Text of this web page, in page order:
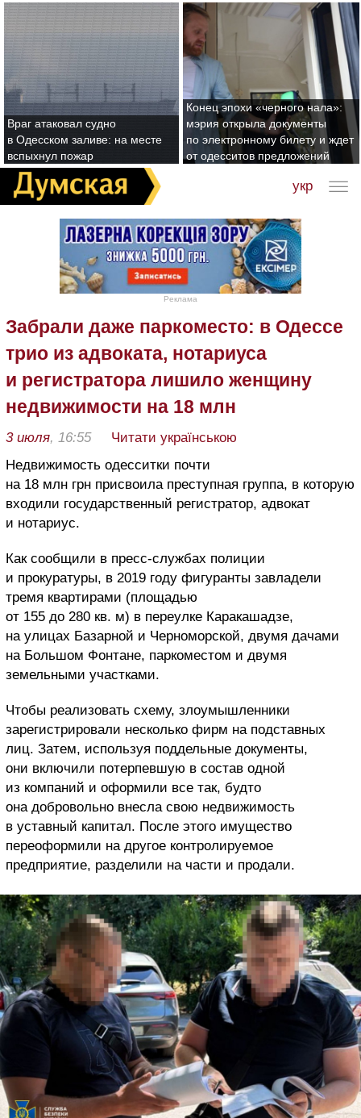
Враг атаковал судно
в Одесском заливе: на месте
вспыхнул пожар
Конец эпохи «черного нала»:
мэрия открыла документы
по электронному билету и ждет
от одесситов предложений
укр
Реклама
Забрали даже паркоместо: в Одессе
трио из адвоката, нотариуса
и регистратора лишило женщину
недвижимости на 18 млн
3 июля, 16:55
Читати українською
Недвижимость одесситки почти
на 18 млн грн присвоила преступная группа, в которую
входили государственный регистратор, адвокат
и нотариус.
Как сообщили в пресс-службах полиции
и прокуратуры, в 2019 году фигуранты завладели
тремя квартирами (площадью
от 155 до 280 кв. м) в переулке Каракашадзе,
на улицах Базарной и Черноморской, двумя дачами
на Большом Фонтане, паркоместом и двумя
земельными участками.
Чтобы реализовать схему, злоумышленники
зарегистрировали несколько фирм на подставных
лиц. Затем, используя поддельные документы,
они включили потерпевшую в состав одной
из компаний и оформили все так, будто
она добровольно внесла свою недвижимость
в уставный капитал. После этого имущество
переоформили на другое контролируемое
предприятие, разделили на части и продали.